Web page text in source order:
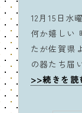
12月15日水
何か嬉しい
たが佐賀
の器たち
>>続きを読